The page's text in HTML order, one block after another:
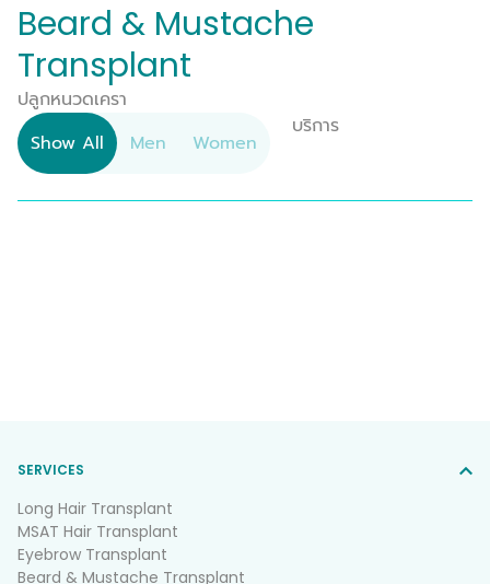
Beard & Mustache
Transplant
ปลูกหนวดเครา
Show All Men Women
บริการ
SERVICES
Long Hair Transplant
MSAT Hair Transplant
Eyebrow Transplant
Beard & Mustache Transplant